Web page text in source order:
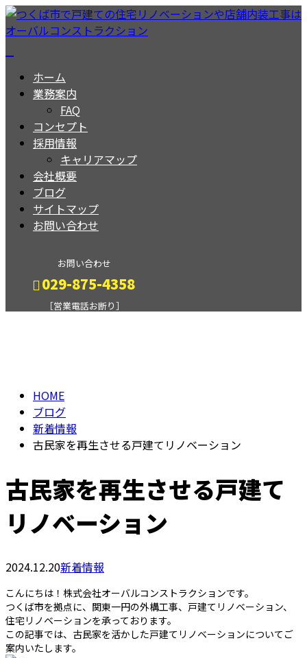
ホーム
業務案内
FAQ
コンセプト
採用情報
キャリアマップ
会社概要
ブログ
サイトマップ
お問い合わせ
お問い合わせ
029-875-4358
［営業電話お断り］
HOME
ブログ
新着情報
古民家を再生させる戸建てリノベーション
古民家を再生させる戸建て
リノベーション
2024.12.20新着情報
こんにちは！株式会社オーバルコンストラクションです。
つくば市を拠点に、関東一円の外構工事、戸建てリノベーション、
住宅リノベーションを承っております。
この記事では、古民家を活かした戸建てリノベーションについてご
案内いたします。